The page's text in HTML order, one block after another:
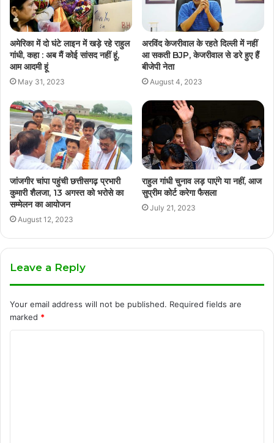
अमेरिका में दो घंटे लाइन में खड़े रहे राहुल
गांधी, कहा : अब मैं कोई सांसद नहीं हूं,
आम आदमी हूं
May 31, 2023
अरविंद केजरीवाल के रहते दिल्ली में नहीं
आ सकती BJP, केजरीवाल से डरे हुए हैं
बीजेपी नेता
August 4, 2023
जांजगीर चांपा पहुंची छत्तीसगढ़ प्रभारी
कुमारी शैलजा, 13 अगस्त को भरोसे का
सम्मेलन का आयोजन
August 12, 2023
राहुल गांधी चुनाव लड़ पाएंगे या नहीं, आज
सुप्रीम कोर्ट करेगा फैसला
July 21, 2023
Leave a Reply
Your email address will not be published. Required fields are
marked *